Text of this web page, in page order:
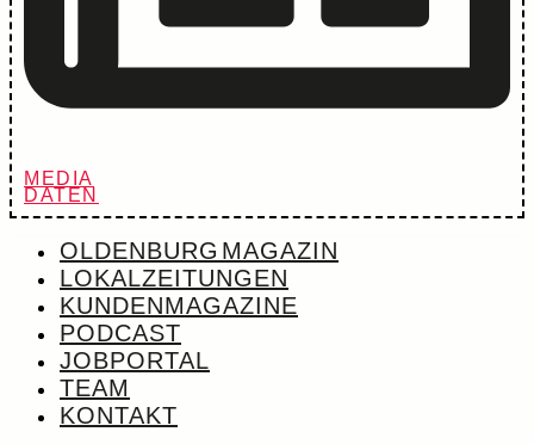
MEDIA
DATEN
OLDENBURG MAGAZIN
LOKALZEITUNGEN
KUNDENMAGAZINE
PODCAST
JOBPORTAL
TEAM
KONTAKT